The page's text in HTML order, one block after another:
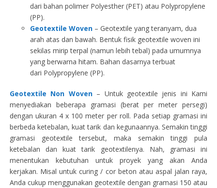
dari bahan polimer Polyesther (PET) atau Polypropylene
(PP).
Geotextile Woven – Geotextile yang teranyam, dua
arah atas dan bawah. Bentuk fisik geotextile woven ini
sekilas mirip terpal (namun lebih tebal) pada umumnya
yang berwarna hitam. Bahan dasarnya terbuat
dari Polypropylene (PP).
Geotextile Non Woven– Untuk geotextile jenis ini Kami
menyediakan beberapa gramasi (berat per meter persegi)
dengan ukuran 4 x 100 meter per roll. Pada setiap gramasi ini
berbeda ketebalan, kuat tarik dan kegunaannya. Semakin tinggi
gramasi geotextile tersebut, maka semakin tinggi pula
ketebalan dan kuat tarik geotextilenya. Nah, gramasi ini
menentukan kebutuhan untuk proyek yang akan Anda
kerjakan. Misal untuk curing / cor beton atau aspal jalan raya,
Anda cukup menggunakan geotextile dengan gramasi 150 atau